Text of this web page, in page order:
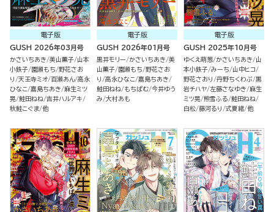
電子版
GUSH 2026年03月号
かさいちあき 美山薫子 山本
小鉄子 園瀬もち 野花さお
り
天王寺ミオ 百瀬あん 高永
ひなこ 嘉島ちあき 麻生ミツ
晃 鮭田ねね 吉井ハルアキ
秋鮭こぐま 他
電子版
GUSH 2026年01月号
黒井モリー かさいちあき 美
山薫子 園瀬もち 野花さお
り
高永ひなこ 嘉島ちあき
鮭田ねね
もちぱむ 今井ゆう
み 大村あも
電子版
GUSH 2025年10月号
ゆくえ萌葱 かさいちあき
山
本小鉄子 みーち
山中ヒコ
野花さおり
丹野ちくわぶ 黒
岩チハヤ 左藤さなゆき 麻生
ミツ晃 熊雪ふる 鮭田ねね
白松 藤河るり 式夏緒 他